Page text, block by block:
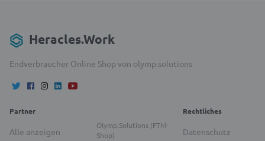
Heracles.Work
Endverbraucher Online Shop von olymp.solutions
Partner
Alle anzeigen
Olymp.Solutions (FTM-
Shop)
Rechtliches
Datenschutz